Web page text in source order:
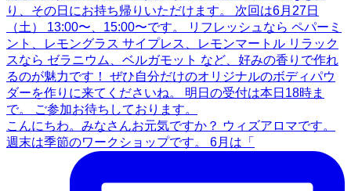
こんにちわ。みなさんお元気ですか？ ウィズアロマです。
週末は季節のワークショップです。 6月は「